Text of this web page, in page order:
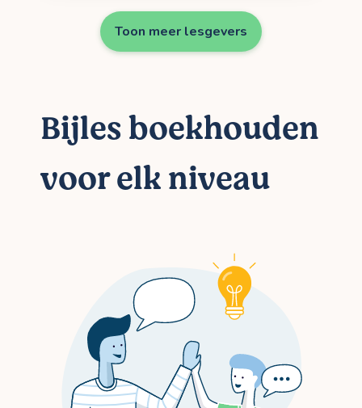
Toon meer lesgevers
Bijles boekhouden
voor elk niveau